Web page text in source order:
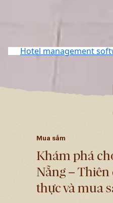
Hotel management
Mua sắm
Khám phá
Nẵng –
thực và mua